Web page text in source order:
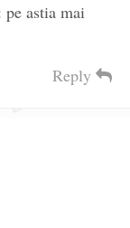
astia mai
Reply